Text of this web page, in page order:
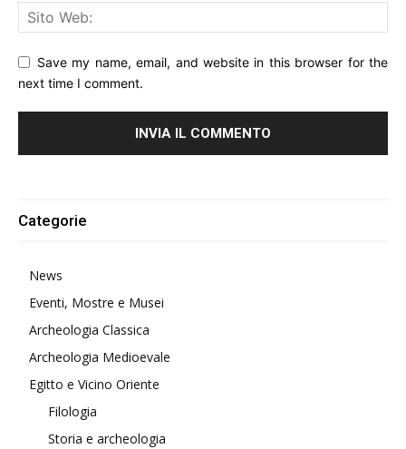
Save my name, email, and website in this browser for the
next time I comment.
Categorie
News
Eventi, Mostre e Musei
Archeologia Classica
Archeologia Medioevale
Egitto e Vicino Oriente
Filologia
Storia e archeologia